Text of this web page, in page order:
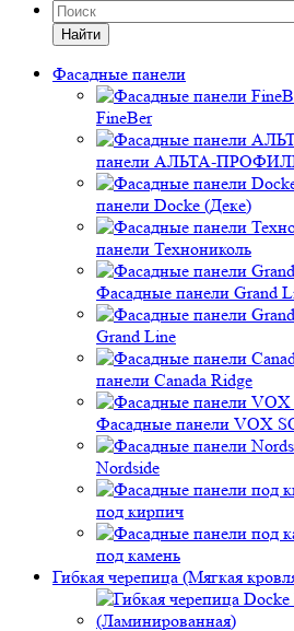
Найти
Фасадные панели
FineBer
панели АЛЬТА-
панели Docke (Деке)
панели Технониколь
Фасадные панели
Grand Line
панели Canada Ridge
Фасадные панели VOX
Nordside
под кирпич
под камень
Гибкая черепица (Мягкая